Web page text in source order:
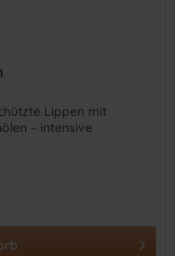
Lippen mit
– intensive